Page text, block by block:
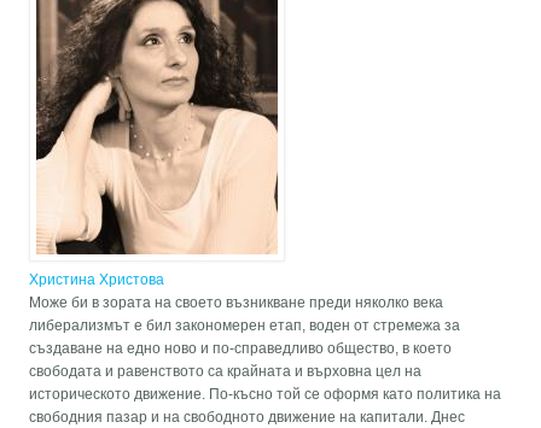
Христина Христова
Може би в зората на своето възникване преди няколко века
либерализмът е бил закономерен етап, воден от стремежа за
създаване на едно ново и по-справедливо общество, в което
свободата и равенството са крайната и върховна цел на
историческото движение. По-късно той се оформя като политика на
свободния пазар и на свободното движение на капитали. Днес